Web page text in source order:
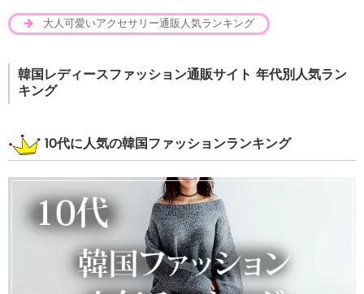
大人可愛いアクセサリー通販人気ランキング
韓国レディースファッション通販サイト 年代別人気ラン
キング
10代に人気の韓国ファッションランキング